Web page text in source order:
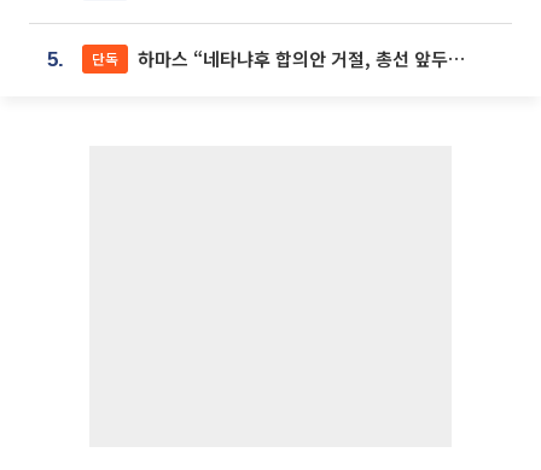
5. 단독 하마스 “네타냐후 합의안 거절, 총선 앞두고 시간 끌기”